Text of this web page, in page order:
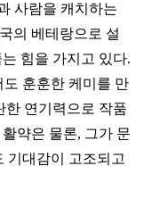
사람을 캐치하는
의 베테랑으로 설
힘을 가지고 있다.
훈훈한 케미를 만
한 연기력으로 작품
약은 물론, 그가 문
기대감이 고조되고